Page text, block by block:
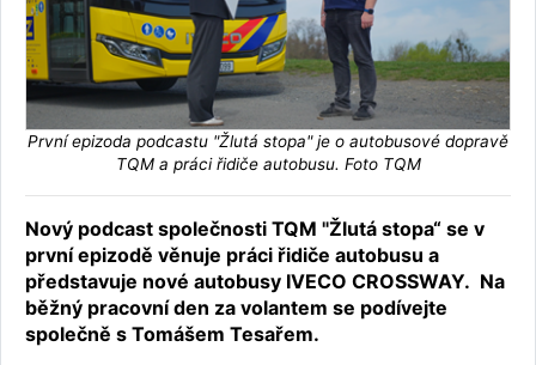
První epizoda podcastu "Žlutá stopa" je o autobusové dopravě
TQM a práci řidiče autobusu. Foto TQM
Nový podcast společnosti TQM "Žlutá stopa“ se v
první epizodě věnuje práci řidiče autobusu a
představuje nové autobusy IVECO CROSSWAY. Na
běžný pracovní den za volantem se podívejte
společně s Tomášem Tesařem.